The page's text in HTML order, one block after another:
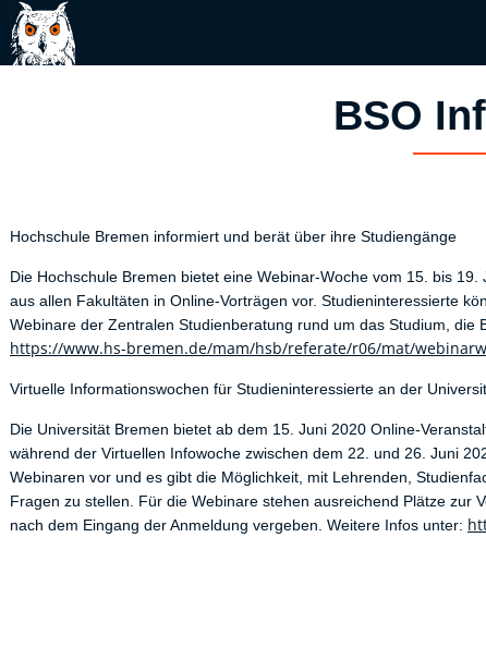
BSO
Hochschule Bremen informiert und berät über ihre Studiengänge
Die Hochschule Bremen bietet eine Webinar-Woche vom 15. bis
aus allen Fakultäten in Online-Vorträgen vor. Studieninteressierte
Webinare der Zentralen Studienberatung rund um das Studium,
https://www.hs-bremen.de/mam/hsb/referate/r06/mat/
Virtuelle Informationswochen für Studieninteressierte an der
Die Universität Bremen bietet ab dem 15. Juni 2020 Online-
während der Virtuellen Infowoche zwischen dem 22. und 26. Juni
Webinaren vor und es gibt die Möglichkeit, mit Lehrenden,
Fragen zu stellen. Für die Webinare stehen ausreichend Plätze zur
nach dem Eingang der Anmeldung vergeben. Weitere Infos unter: